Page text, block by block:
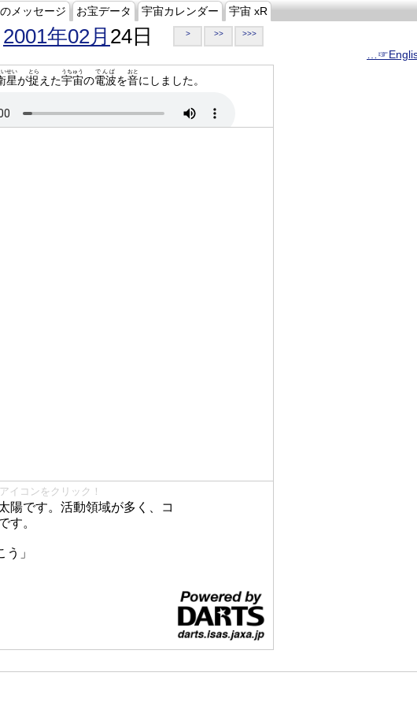
メッセージ お宝データ 宇宙カレンダー 宇宙 xR
2001年02月 24日 > >> >>>
星
いせい
が捉
とら
えた宇宙
うちゅう
の電波
でんぱ
を音
おと
にしました。
イコンをクリック！
陽です。活動領域が多く、コ
す。
う」